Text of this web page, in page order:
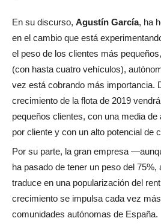
En su discurso, Agustín García, ha
en el cambio que está
el peso de los clientes más
(con hasta cuatro vehículos),
vez está cobrando más importancia.
crecimiento de la flota de 2019
pequeños clientes, con una media
por cliente y con un alto potencial de
Por su parte, la gran empresa
ha pasado de tener un peso del 75%,
traduce en una popularización del
crecimiento se impulsa cada vez
comunidades autónomas de España.